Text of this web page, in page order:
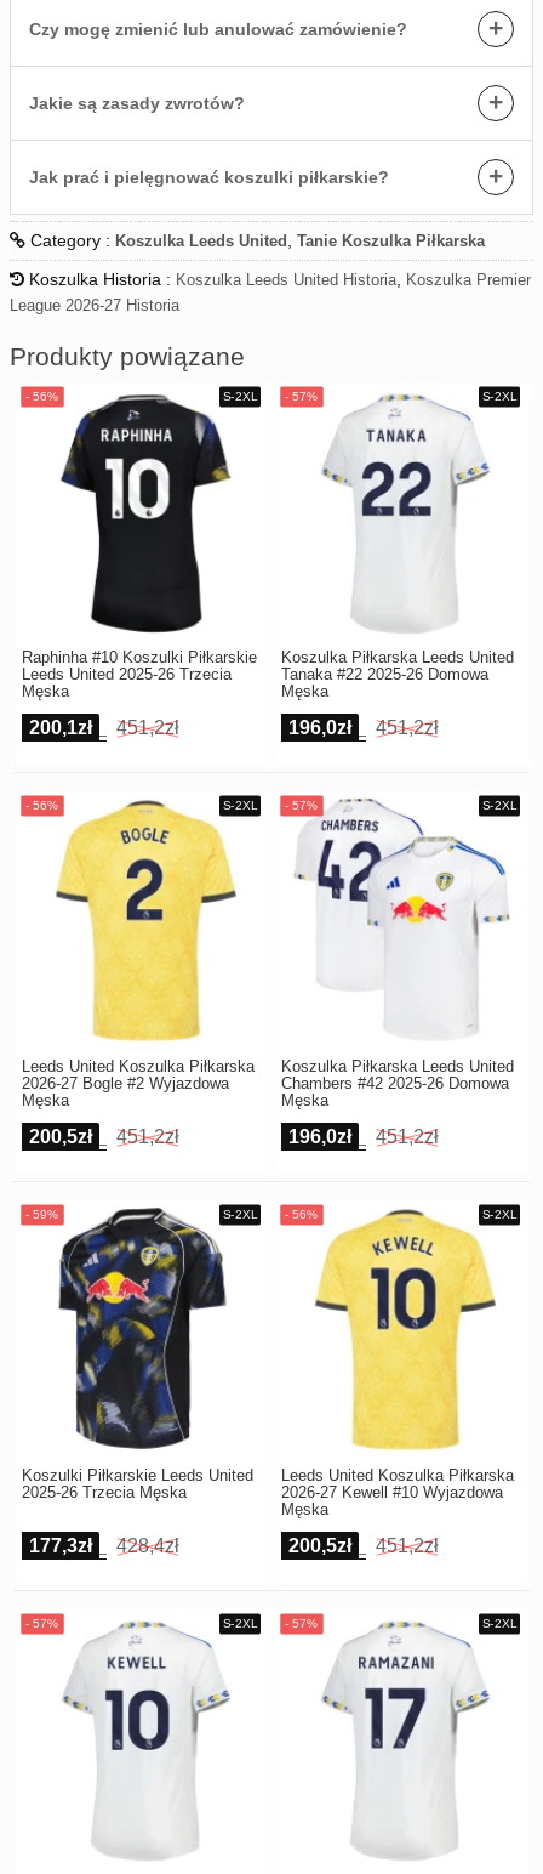
Czy mogę zmienić lub anulować zamówienie? +
Jakie są zasady zwrotów? +
Jak prać i pielęgnować koszulki piłkarskie? +
Category : Koszulka Leeds United , Tanie Koszulka Piłkarska
Koszulka Historia : Koszulka Leeds United Historia, Koszulka Premier
League 2026-27 Historia
Produkty powiązane
Raphinha #10 Koszulki Piłkarskie
Leeds United 2025-26 Trzecia
Męska
200,1zł 451,2zł
Koszulka Piłkarska Leeds United
Tanaka #22 2025-26 Domowa
Męska
196,0zł 451,2zł
Leeds United Koszulka Piłkarska
2026-27 Bogle #2 Wyjazdowa
Męska
200,5zł 451,2zł
Koszulka Piłkarska Leeds United
Chambers #42 2025-26 Domowa
Męska
196,0zł 451,2zł
Koszulki Piłkarskie Leeds United
2025-26 Trzecia Męska
177,3zł 428,4zł
Leeds United Koszulka Piłkarska
2026-27 Kewell #10 Wyjazdowa
Męska
200,5zł 451,2zł